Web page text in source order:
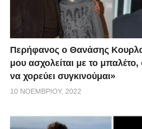
Περήφανος ο Θανάσης
μου ασχολείται με το
να χορεύει συγκινούμαι»
10 ΝΟΕΜΒΡΊΟΥ, 2022